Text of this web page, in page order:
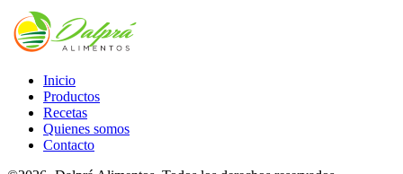
Inicio
Productos
Recetas
Quienes somos
Contacto